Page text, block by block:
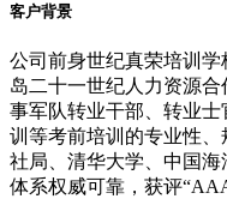
客户背景
公司前身世纪真荣培训学
岛二十一世纪人力资源
事军队转业干部、转业
训等考前培训的专业性
社局、清华大学、中国
体系权威可靠，获评